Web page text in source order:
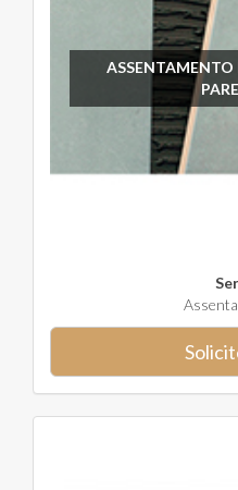
ASSENTAMENTO